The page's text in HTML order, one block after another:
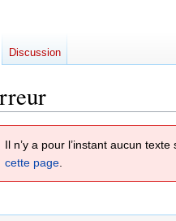
Il n’y a pour l’instant aucun
cette page.
Discussion